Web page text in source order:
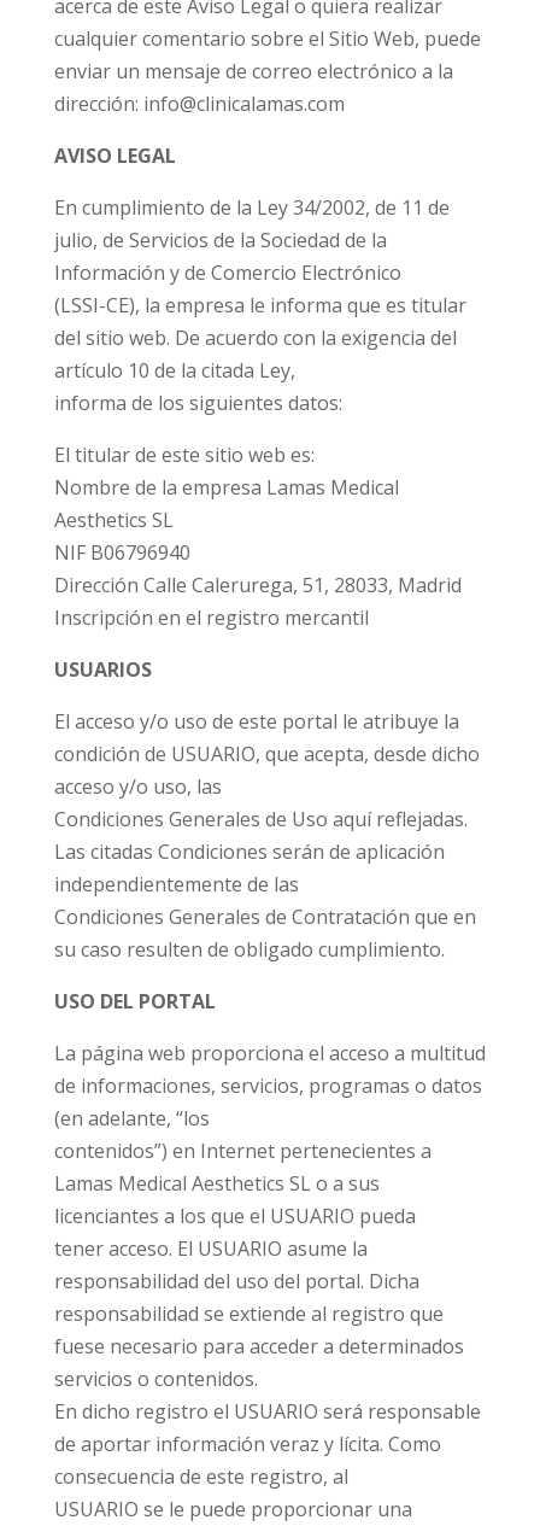
acerca de este Aviso Legal o quiera realizar
cualquier comentario sobre el Sitio Web, puede
enviar un mensaje de correo electrónico a la
dirección: info@clinicalamas.com
AVISO LEGAL
En cumplimiento de la Ley 34/2002, de 11 de
julio, de Servicios de la Sociedad de la
Información y de Comercio Electrónico
(LSSI-CE), la empresa le informa que es titular
del sitio web. De acuerdo con la exigencia del
artículo 10 de la citada Ley,
informa de los siguientes datos:
El titular de este sitio web es:
Nombre de la empresa Lamas Medical
Aesthetics SL
NIF B06796940
Dirección Calle Calerurega, 51, 28033, Madrid
Inscripción en el registro mercantil
USUARIOS
El acceso y/o uso de este portal le atribuye la
condición de USUARIO, que acepta, desde dicho
acceso y/o uso, las
Condiciones Generales de Uso aquí reflejadas.
Las citadas Condiciones serán de aplicación
independientemente de las
Condiciones Generales de Contratación que en
su caso resulten de obligado cumplimiento.
USO DEL PORTAL
La página web proporciona el acceso a multitud
de informaciones, servicios, programas o datos
(en adelante, “los
contenidos”) en Internet pertenecientes a
Lamas Medical Aesthetics SL o a sus
licenciantes a los que el USUARIO pueda
tener acceso. El USUARIO asume la
responsabilidad del uso del portal. Dicha
responsabilidad se extiende al registro que
fuese necesario para acceder a determinados
servicios o contenidos.
En dicho registro el USUARIO será responsable
de aportar información veraz y lícita. Como
consecuencia de este registro, al
USUARIO se le puede proporcionar una